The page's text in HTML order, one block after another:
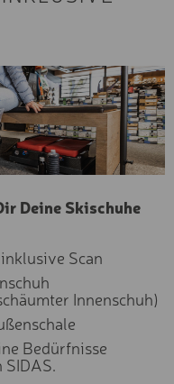
CHECK
MOUNTAINBIKETOUR
MOUNTAINBIKETOUR
MOUNTAINBIKETOUR
(6H)
TAGES-
KLETTERSTEIG
Deine Skischuhe
Scan
Innenschuh)
Bedürfnisse